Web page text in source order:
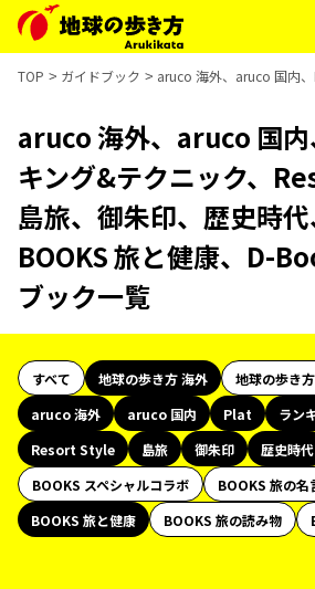
TOP ガイドブック aruco 海外、aruco 国内
aruco 海外、aruco 国
キング&テクニック、
島旅、御朱印、歴史時代
BOOKS 旅と健康、D-
ブック一覧
すべて 地球の歩き方 海外
地球の歩き
aruco 海外
aruco 国内 Plat
ラン
Resort Style
島旅 御朱印 歴史時代
BOOKS スペシャルコラボ
BOOKS 旅の名
BOOKS 旅と健康
BOOKS 旅の読み物